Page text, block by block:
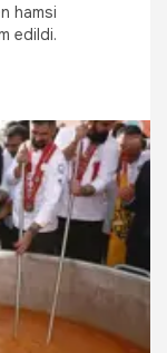
hamsi
edildi.